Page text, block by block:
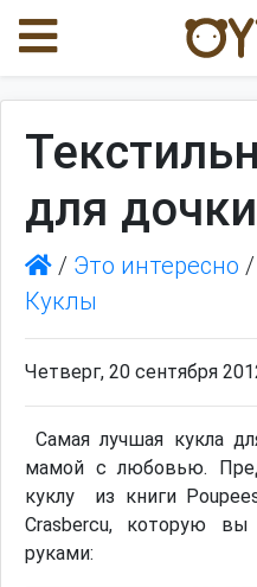
для дочки
/ Это интересно /
Куклы
Четверг, 20 сентября
Самая лучшая кукла
мамой с любовью.
куклу из книги
Crasbercu, которую
руками: